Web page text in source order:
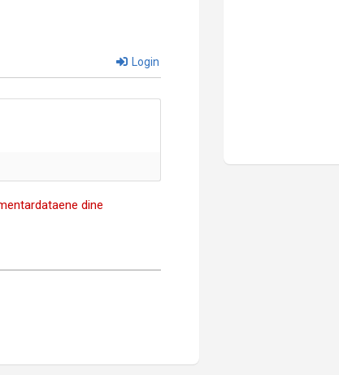
Login
dine